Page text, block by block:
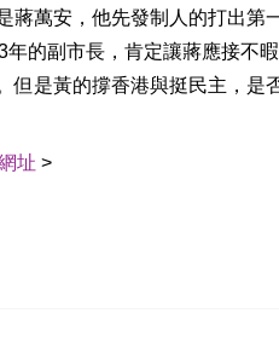
蔣萬安，他先發制人的打出第
的副市長，肯定讓蔣應接不
但是黃的撐香港與挺民主，是
址 >